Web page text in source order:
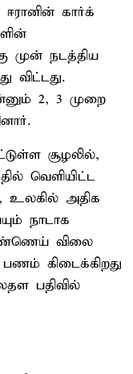
கார்க்
முன் நடத்திய
விட்டது.
2, 3 முறை
சூழலில்,
வெளியிட்ட
உலகில் அதிக
நாடாக
விலை
கிடைக்கிறது
பதிவில்